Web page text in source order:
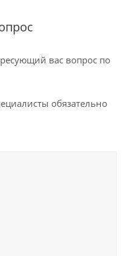
вас вопрос по
обязательно